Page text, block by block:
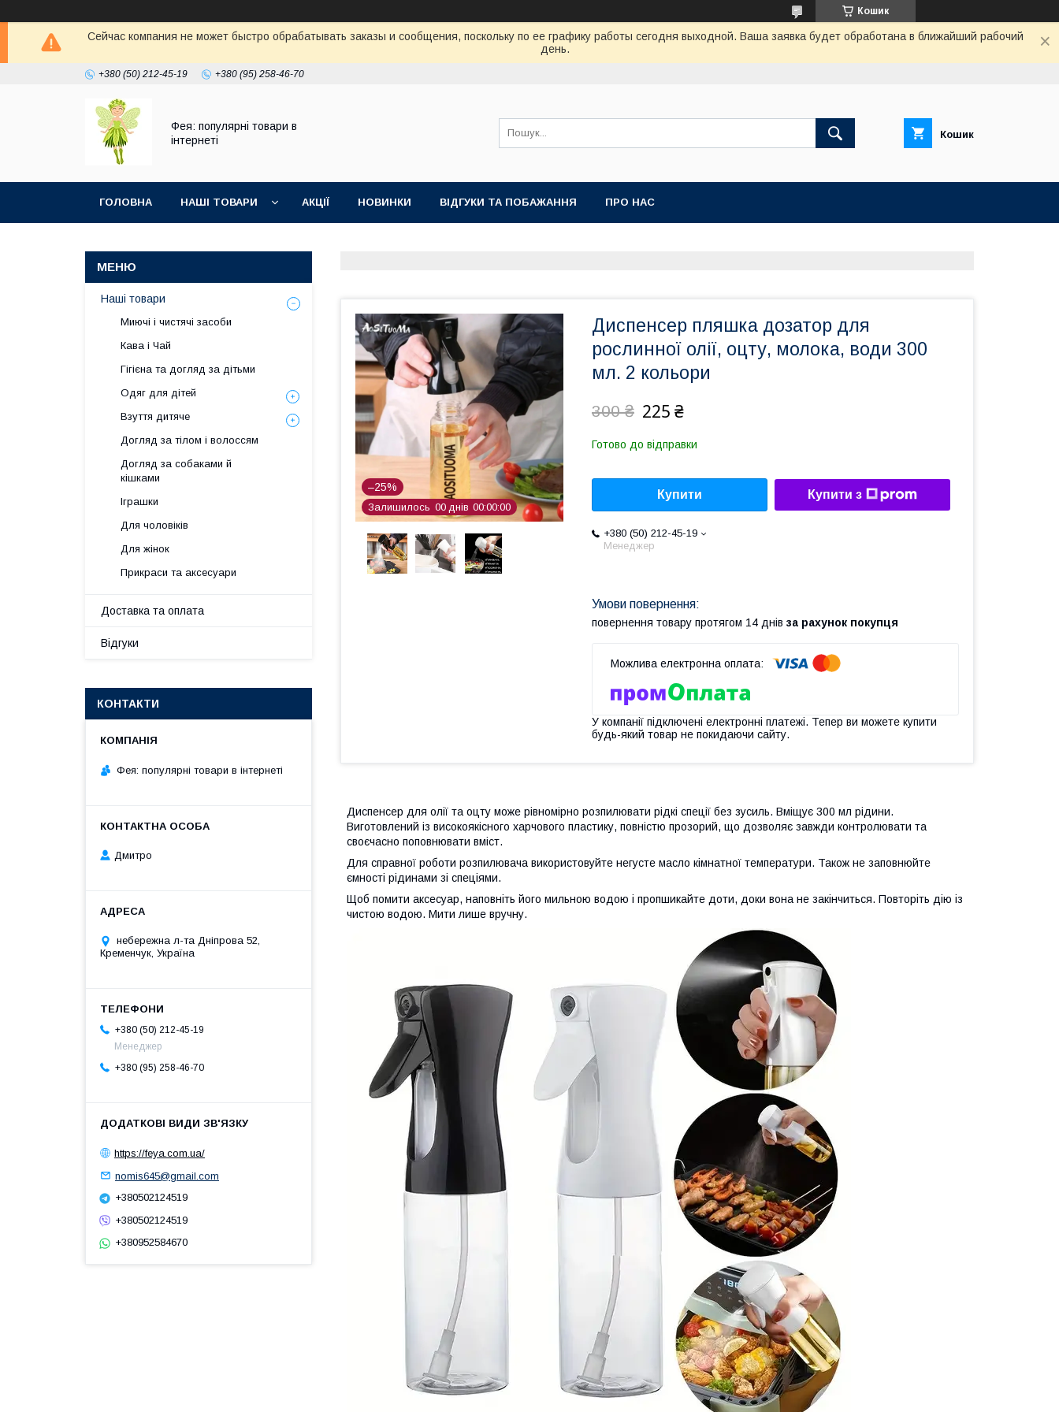
Кошик
Сейчас компания не может быстро обрабатывать заказы и сообщения, поскольку по ее графику работы сегодня выходной. Ваша заявка будет обработана в ближайший рабочий
день.
+380 (50) 212-45-19 +380 (95) 258-46-70
Фея: популярні товари в
інтернеті
Кошик
ГОЛОВНА НАШІ ТОВАРИ АКЦІЇ НОВИНКИ ВІДГУКИ ТА ПОБАЖАННЯ ПРО НАС
–25%
Залишилось 00 днів 00 00 00
Диспенсер пляшка дозатор для
рослинної олії, оцту, молока, води 300
мл. 2 кольори
300 ₴ 225 ₴
Готово до відправки
Купити Купити з
+380 (50) 212-45-19
Менеджер
повернення товару протягом 14 днів за рахунок покупця
У компанії підключені електронні платежі. Тепер ви можете купити
будь-який товар не покидаючи сайту.
Диспенсер для олії та оцту може рівномірно розпилювати рідкі спеції без зусиль. Вміщує 300 мл рідини.
Виготовлений із високоякісного харчового пластику, повністю прозорий, що дозволяє завжди контролювати та
своєчасно поповнювати вміст.
Для справної роботи розпилювача використовуйте негусте масло кімнатної температури. Також не заповнюйте
ємності рідинами зі спеціями.
Щоб помити аксесуар, наповніть його мильною водою і пропшикайте доти, доки вона не закінчиться. Повторіть дію із
чистою водою. Мити лише вручну.
Наші товари
Миючі і чистячі засоби
Кава і Чай
Гігієна та догляд за дітьми
Одяг для дітей
Взуття дитяче
Догляд за тілом і волоссям
Догляд за собаками й
кішками
Іграшки
Для чоловіків
Для жінок
Прикраси та аксесуари
Доставка та оплата
Відгуки
КОНТАКТИ
Фея: популярні товари в інтернеті
Дмитро
небережна л-та Дніпрова 52,
Кременчук, Україна
+380 (50) 212-45-19
Менеджер
+380 (95) 258-46-70
https://feya.com.ua/
nomis645@gmail.com
+380502124519
+380502124519
+380952584670